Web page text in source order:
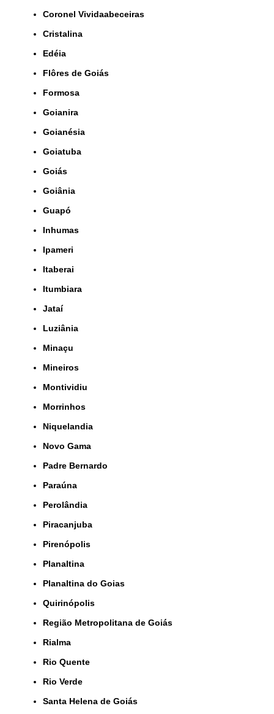
Coronel Vividaabeceiras
Cristalina
Edéia
Flôres de Goiás
Formosa
Goianira
Goianésia
Goiatuba
Goiás
Goiânia
Guapó
Inhumas
Ipameri
Itaberai
Itumbiara
Jataí
Luziânia
Minaçu
Mineiros
Montividiu
Morrinhos
Niquelandia
Novo Gama
Padre Bernardo
Paraúna
Perolândia
Piracanjuba
Pirenópolis
Planaltina
Planaltina do Goias
Quirinópolis
Região Metropolitana de Goiás
Rialma
Rio Quente
Rio Verde
Santa Helena de Goiás